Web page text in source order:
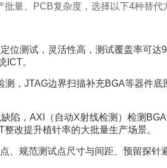
量、PCB复杂度，选择以下4种替
位测试，灵活性高，测试覆盖率可
ICT。
测，JTAG边界扫描补充BGA等器件
陷，AXI（自动X射线检测）检测
改提升植针率的大批量生产场景。
、规范测试点尺寸与间距、预留探